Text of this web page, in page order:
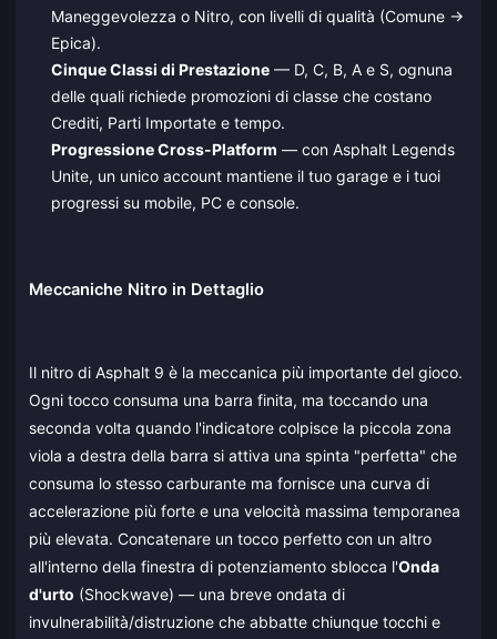
Maneggevolezza o Nitro, con livelli di qualità (Comune →
Epica).
Cinque Classi di Prestazione— D, C, B, A e S, ognuna
delle quali richiede promozioni di classe che costano
Crediti, Parti Importate e tempo.
Progressione Cross-Platform — con Asphalt Legends
Unite, un unico account mantiene il tuo garage e i tuoi
progressi su mobile, PC e console.
Meccaniche Nitro in Dettaglio
Il nitro di Asphalt 9 è la meccanica più importante del gioco.
Ogni tocco consuma una barra finita, ma toccando una
seconda volta quando l'indicatore colpisce la piccola zona
viola a destra della barra si attiva una spinta "perfetta" che
consuma lo stesso carburante ma fornisce una curva di
accelerazione più forte e una velocità massima temporanea
più elevata. Concatenare un tocco perfetto con un altro
all'interno della finestra di potenziamento sblocca l'Onda
d'urto (Shockwave) — una breve ondata di
invulnerabilità/distruzione che abbatte chiunque tocchi e